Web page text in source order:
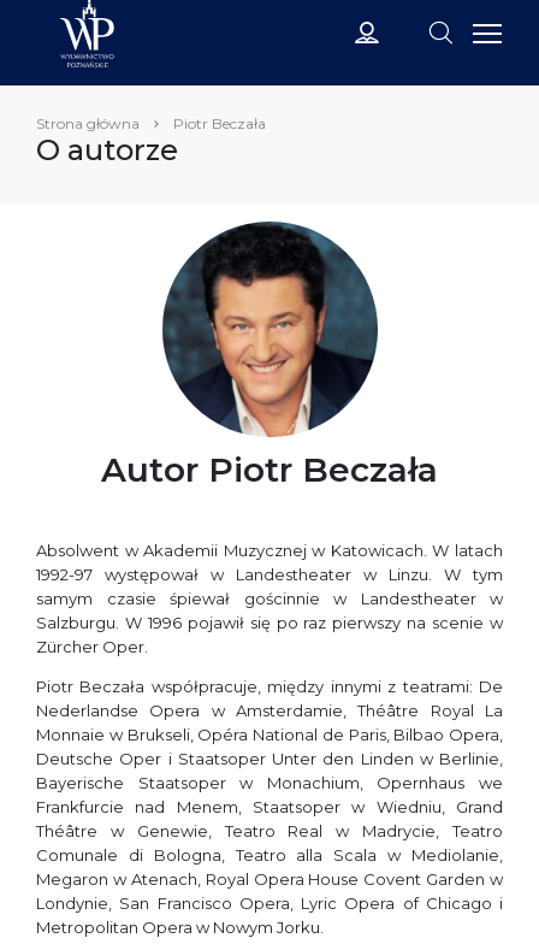
Strona główna Piotr Beczała
O autorze
Autor Piotr Beczała
Absolwent w Akademii Muzycznej w Katowicach. W latach
1992-97 występował w Landestheater w Linzu. W tym
samym czasie śpiewał gościnnie w Landestheater w
Salzburgu. W 1996 pojawił się po raz pierwszy na scenie w
Zürcher Oper.
Piotr Beczała współpracuje, między innymi z teatrami: De
Nederlandse Opera w Amsterdamie, Théâtre Royal La
Monnaie w Brukseli, Opéra National de Paris, Bilbao Opera,
Deutsche Oper i Staatsoper Unter den Linden w Berlinie,
Bayerische Staatsoper w Monachium, Opernhaus we
Frankfurcie nad Menem, Staatsoper w Wiedniu, Grand
Théâtre w Genewie, Teatro Real w Madrycie, Teatro
Comunale di Bologna, Teatro alla Scala w Mediolanie,
Megaron w Atenach, Royal Opera House Covent Garden w
Londynie, San Francisco Opera, Lyric Opera of Chicago i
Metropolitan Opera w Nowym Jorku.